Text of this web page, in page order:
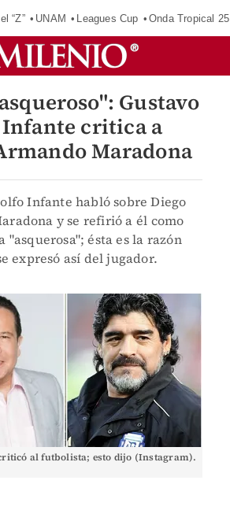
“Z” UNAM Leagues Cup Onda Tropical 25
Gustavo
critica a
Maradona
Infante habló sobre Diego
y se refirió a él como
"asquerosa"; ésta es la razón
expresó así del jugador.
al futbolista; esto dijo (Instagram).